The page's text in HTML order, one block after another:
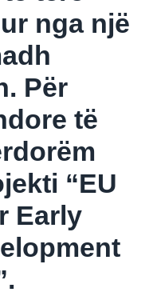
nga një
Për
të
“EU
Early